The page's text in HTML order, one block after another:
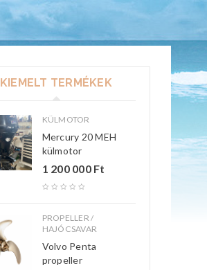
KIEMELT TERMÉKEK
KÜLMOTOR
Mercury 20 MEH
külmotor
1 200 000 Ft
PROPELLER /
HAJÓCSAVAR
Volvo Penta
propeller